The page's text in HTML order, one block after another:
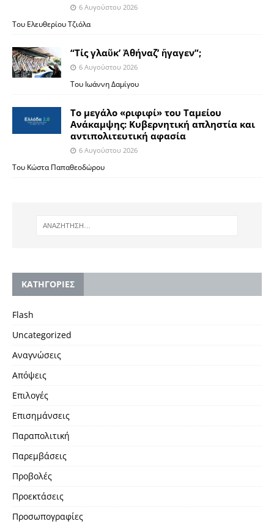
6 Αυγούστου 2026
Του Ελευθερίου Τζιόλα
“Τίς γλαῦκ’ Ἀθήναζ’ ἤγαγεν”;
6 Αυγούστου 2026
Του Ιωάννη Δαμίγου
Το μεγάλο «ριφιφί» του Ταμείου
Ανάκαμψης: Κυβερνητική απληστία και
αντιπολιτευτική αφασία
6 Αυγούστου 2026
Του Κώστα Παπαθεοδώρου
KΑΤΗΓΟΡΙΕΣ
Flash
Uncategorized
Αναγνώσεις
Απόψεις
Επιλογές
Επισημάνσεις
Παραπολιτική
Παρεμβάσεις
Προβολές
Προεκτάσεις
Προσωπογραφίες